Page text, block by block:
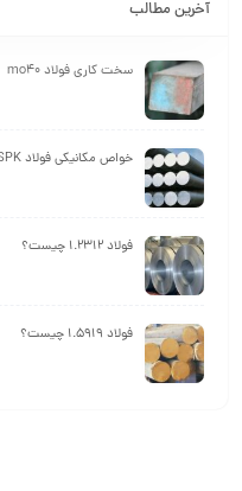
آخرین مطالب
سخت کاری فولاد mo40
خواص مکانیکی فولاد SPK
فولاد 1.2312 چیست؟
فولاد 1.5919 چیست؟